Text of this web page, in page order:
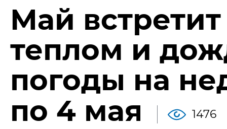
Май
теплом и
погоды на
по 4 мая
1476